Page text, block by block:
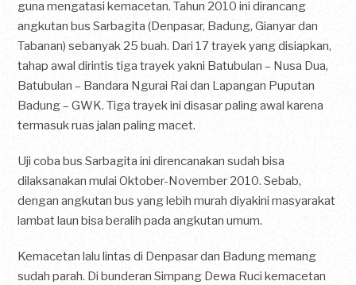
guna mengatasi kemacetan. Tahun 2010 ini dirancang
angkutan bus Sarbagita (Denpasar, Badung, Gianyar dan
Tabanan) sebanyak 25 buah. Dari 17 trayek yang disiapkan,
tahap awal dirintis tiga trayek yakni Batubulan – Nusa Dua,
Batubulan – Bandara Ngurai Rai dan Lapangan Puputan
Badung – GWK. Tiga trayek ini disasar paling awal karena
termasuk ruas jalan paling macet.
Uji coba bus Sarbagita ini direncanakan sudah bisa
dilaksanakan mulai Oktober-November 2010. Sebab,
dengan angkutan bus yang lebih murah diyakini masyarakat
lambat laun bisa beralih pada angkutan umum.
Kemacetan lalu lintas di Denpasar dan Badung memang
sudah parah. Di bunderan Simpang Dewa Ruci kemacetan